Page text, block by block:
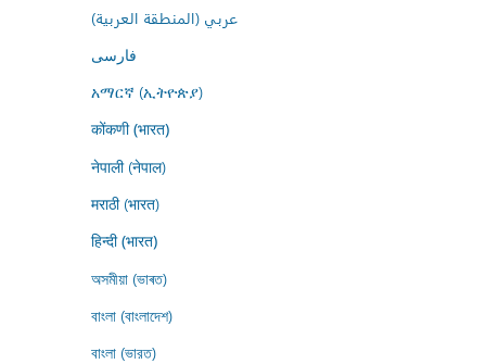
عربي (المنطقة العربية)
فارسى
አማርኛ (ኢትዮጵያ)
कोंकणी (भारत)
नेपाली (नेपाल)
मराठी (भारत)
हिन्दी (भारत)
অসমীয়া (ভাৰত)
বাংলা (বাংলাদেশ)
বাংলা (ভারত)